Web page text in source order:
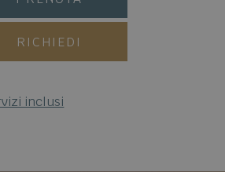
RICHIEDI
inclusi